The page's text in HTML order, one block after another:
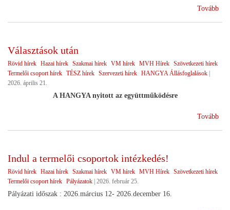
Tovább
Választások után
Rövid hírek Hazai hírek Szakmai hírek VM hírek MVH Hírek Szövetkezeti hírek
Termelői csoport hírek TÉSZ hírek Szervezeti hírek HANGYA Állásfoglalások
2026. április 21.
A HANGYA nyitott az együttműködésre
Tovább
Indul a termelői csoportok intézkedés!
Rövid hírek Hazai hírek Szakmai hírek VM hírek MVH Hírek Szövetkezeti hírek
Termelői csoport hírek Pályázatok 2026. február 25.
Pályázati időszak : 2026.március 12- 2026.december 16.